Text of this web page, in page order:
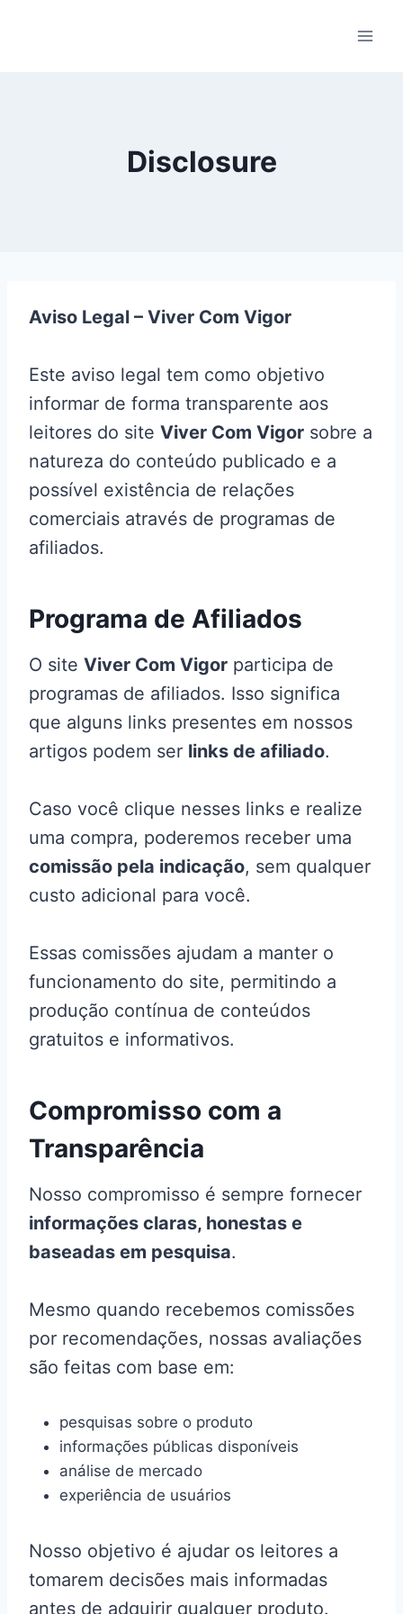
Disclosure
Aviso Legal – Viver Com Vigor
Este aviso legal tem como objetivo
informar de forma transparente aos
leitores do site Viver Com Vigor sobre a
natureza do conteúdo publicado e a
possível existência de relações
comerciais através de programas de
afiliados.
Programa de Afiliados
O site Viver Com Vigor participa de
programas de afiliados. Isso significa
que alguns links presentes em nossos
artigos podem ser links de afiliado.
Caso você clique nesses links e realize
uma compra, poderemos receber uma
comissão pela indicação, sem qualquer
custo adicional para você.
Essas comissões ajudam a manter o
funcionamento do site, permitindo a
produção contínua de conteúdos
gratuitos e informativos.
Compromisso com a
Transparência
Nosso compromisso é sempre fornecer
informações claras, honestas e
baseadas em pesquisa.
Mesmo quando recebemos comissões
por recomendações, nossas avaliações
são feitas com base em:
pesquisas sobre o produto
informações públicas disponíveis
análise de mercado
experiência de usuários
Nosso objetivo é ajudar os leitores a
tomarem decisões mais informadas
antes de adquirir qualquer produto.